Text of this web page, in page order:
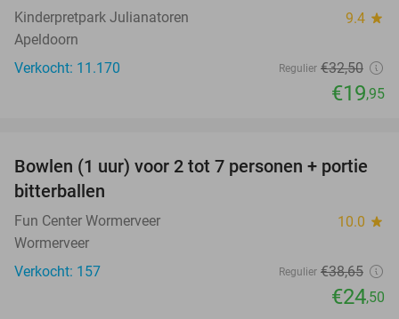
Kinderpretpark Julianatoren 9.4 star
Apeldoorn
Verkocht: 11.170
Regulier €32,50
€19,95
37%
Bowlen (1 uur) voor 2 tot 7 personen + portie
bitterballen
Fun Center Wormerveer 10.0 star
Wormerveer
Verkocht: 157
Regulier €38,65
€24,50